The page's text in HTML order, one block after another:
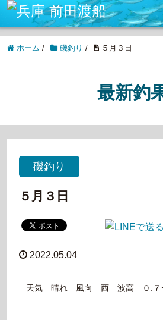
ホーム / 磯釣り / ５月３日
最新釣
磯釣り
５月３日
2022.05.04
天気 晴れ 風向 西 波高 ０.７